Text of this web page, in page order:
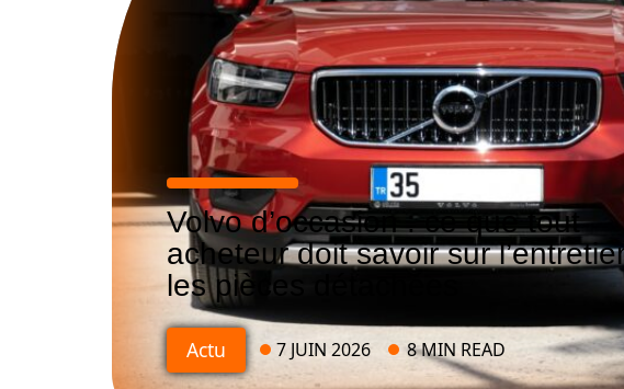
Volvo d’occasion : ce que tout
acheteur doit savoir sur
les pièces détachées
Actu 7 JUIN 2026 8 MIN READ